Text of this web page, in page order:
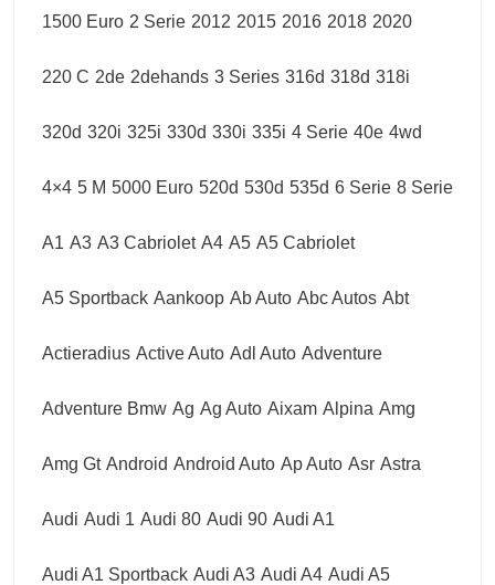
1500 Euro 2 Serie 2012 2015 2016 2018 2020
220 C 2de 2dehands 3 Series 316d 318d 318i
320d 320i 325i 330d 330i 335i 4 Serie 40e 4wd
4×4 5 M 5000 Euro 520d 530d 535d 6 Serie 8 Serie
A1 A3 A3 Cabriolet A4 A5 A5 Cabriolet
A5 Sportback Aankoop Ab Auto Abc Autos Abt
Actieradius Active Auto Adl Auto Adventure
Adventure Bmw Ag Ag Auto Aixam Alpina Amg
Amg Gt Android Android Auto Ap Auto Asr Astra
Audi Audi 1 Audi 80 Audi 90 Audi A1
Audi A1 Sportback Audi A3 Audi A4 Audi A5